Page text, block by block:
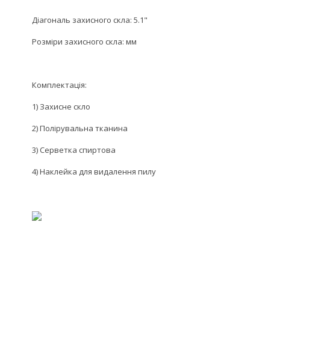
Діагональ захисного скла: 5.1"
Розміри захисного скла: мм
Комплектація:
1) Захисне скло
2) Полірувальна тканина
3) Серветка спиртова
4) Наклейка для видалення пилу